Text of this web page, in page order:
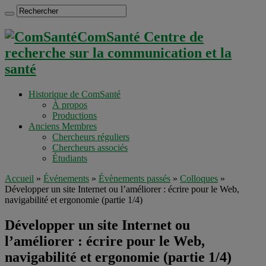
ComSanté Centre de
recherche sur la communication et la
santé
Historique de ComSanté
À propos
Productions
Anciens Membres
Chercheurs réguliers
Chercheurs associés
Étudiants
Accueil » Événements » Évènements passés » Colloques »
Développer un site Internet ou l’améliorer : écrire pour le Web,
navigabilité et ergonomie (partie 1/4)
Développer un site Internet ou
l’améliorer : écrire pour le Web,
navigabilité et ergonomie (partie 1/4)